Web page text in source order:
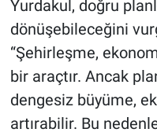
Yurdakul, doğru
dönüşebileceğini
“Şehirleşme,
bir araçtır. Ancak
dengesiz büyüme,
artırabilir. Bu